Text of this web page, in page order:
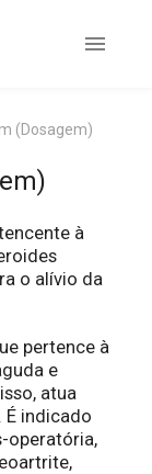
(Dosagem)
à
o alívio da
pertence à
e
atua
indicado
operatória,